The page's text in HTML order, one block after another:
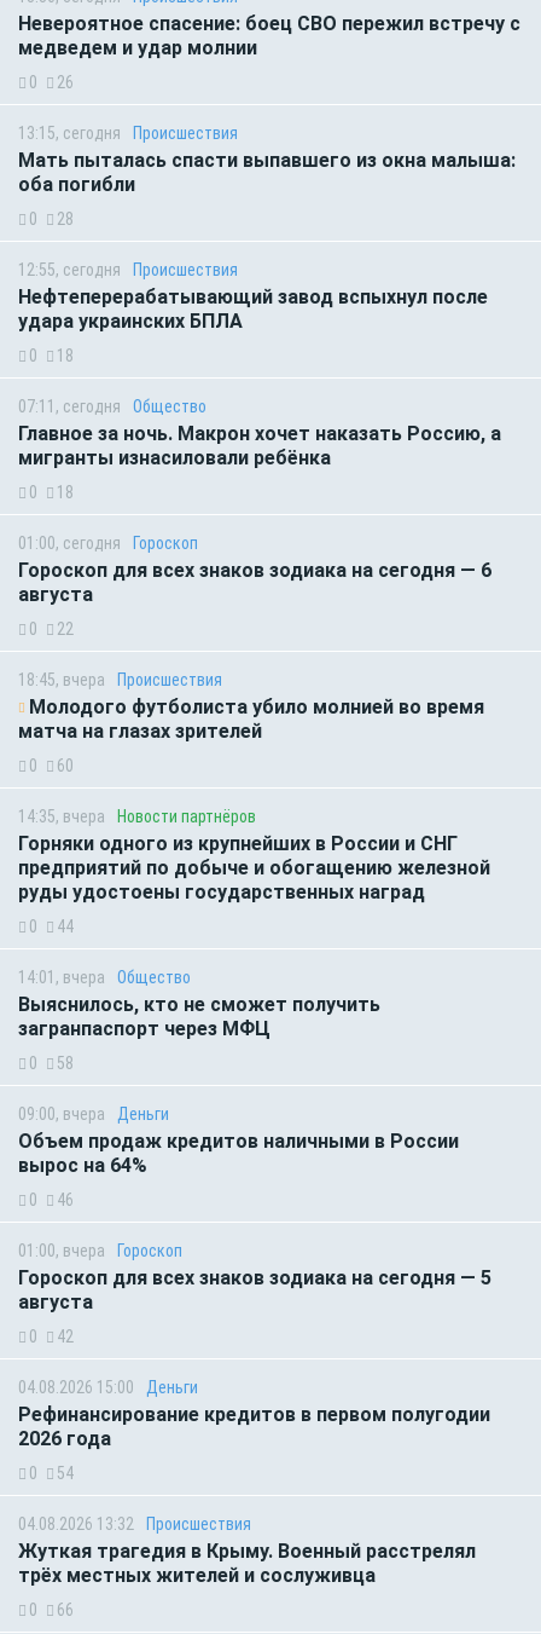
Невероятное спасение: боец СВО пережил встречу с
медведем и удар молнии
0 26
13:15, сегодня Происшествия
Мать пыталась спасти выпавшего из окна малыша:
оба погибли
0 28
12:55, сегодня Происшествия
Нефтеперерабатывающий завод вспыхнул после
удара украинских БПЛА
0 18
07:11, сегодня Общество
Главное за ночь. Макрон хочет наказать Россию, а
мигранты изнасиловали ребёнка
0 18
01:00, сегодня Гороскоп
Гороскоп для всех знаков зодиака на сегодня — 6
августа
0 22
18:45, вчера Происшествия
Молодого футболиста убило молнией во время
матча на глазах зрителей
0 60
14:35, вчера Новости партнёров
Горняки одного из крупнейших в России и СНГ
предприятий по добыче и обогащению железной
руды удостоены государственных наград
0 44
14:01, вчера Общество
Выяснилось, кто не сможет получить
загранпаспорт через МФЦ
0 58
09:00, вчера Деньги
Объем продаж кредитов наличными в России
вырос на 64%
0 46
01:00, вчера Гороскоп
Гороскоп для всех знаков зодиака на сегодня — 5
августа
0 42
04.08.2026 15:00 Деньги
Рефинансирование кредитов в первом полугодии
2026 года
0 54
04.08.2026 13:32 Происшествия
Жуткая трагедия в Крыму. Военный расстрелял
трёх местных жителей и сослуживца
0 66